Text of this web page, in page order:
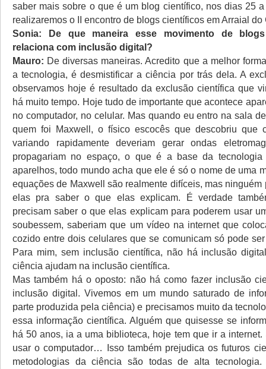
saber mais sobre o que é um blog científico, nos dias 25
realizaremos o II encontro de blogs científicos em Arraial do
Sonia: De que maneira esse movimento de
relaciona com inclusão digital?
Mauro: De diversas maneiras. Acredito que a melhor
a tecnologia, é desmistificar a ciência por trás dela. A
observamos hoje é resultado da exclusão científica que
há muito tempo. Hoje tudo de importante que acontece
no computador, no celular. Mas quando eu entro na sala
quem foi Maxwell, o físico escocês que descobriu que
variando rapidamente deveriam gerar ondas
propagariam no espaço, o que é a base da
aparelhos, todo mundo acha que ele é só o nome de uma
equações de Maxwell são realmente difíceis, mas ninguém
elas pra saber o que elas explicam. É verdade
precisam saber o que elas explicam para poderem usar
soubessem, saberiam que um vídeo na internet que
cozido entre dois celulares que se comunicam só pode
Para mim, sem inclusão científica, não há inclusão
ciência ajudam na inclusão científica.
Mas também há o oposto: não há como fazer inclusão
inclusão digital. Vivemos em um mundo saturado de
parte produzida pela ciência) e precisamos muito da
essa informação científica. Alguém que quisesse se
há 50 anos, ia a uma biblioteca, hoje tem que ir a
usar o computador… Isso também prejudica os futuros
metodologias da ciência são todas de alta tecnologia.